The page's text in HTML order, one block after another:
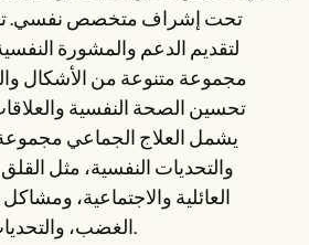
تحت إشراف متخصص نفسي.
لتقديم الدعم والمشورة
مجموعة متنوعة من الأشكال
تحسين الصحة النفسية
يشمل العلاج الجماعي
والتحديات النفسية، مثل
العائلية والاجتماعية،
الغضب، والتحديات المدرسية أو المهنية.